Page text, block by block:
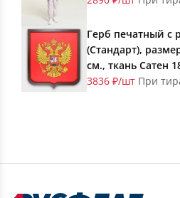
Герб печатный с
(Стандарт),
см., ткань Сатен
3836 ₽/шт При